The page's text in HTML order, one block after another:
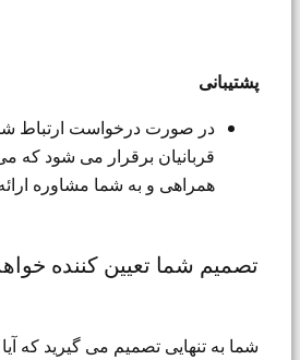
پشتیبانی
در صورت درخواست ارتباط
قربانیان برقرار می شود که
همراهی و به شما مشاوره
تصمیم شما تعیین کننده
شما به تنهایی تصمیم می گیرید که